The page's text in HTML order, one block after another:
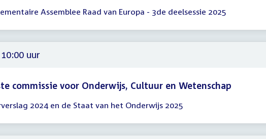
Assemblee Raad van Europa - 3de deelsessie 2025
uur
commissie voor Onderwijs, Cultuur en Wetenschap
2024 en de Staat van het Onderwijs 2025